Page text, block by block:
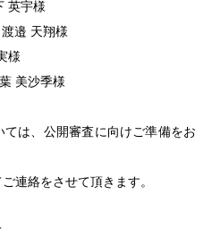
英宇様
渡邉 天翔様
様
美沙季様
は、公開審査に向けご準備をお
連絡をさせて頂きます。